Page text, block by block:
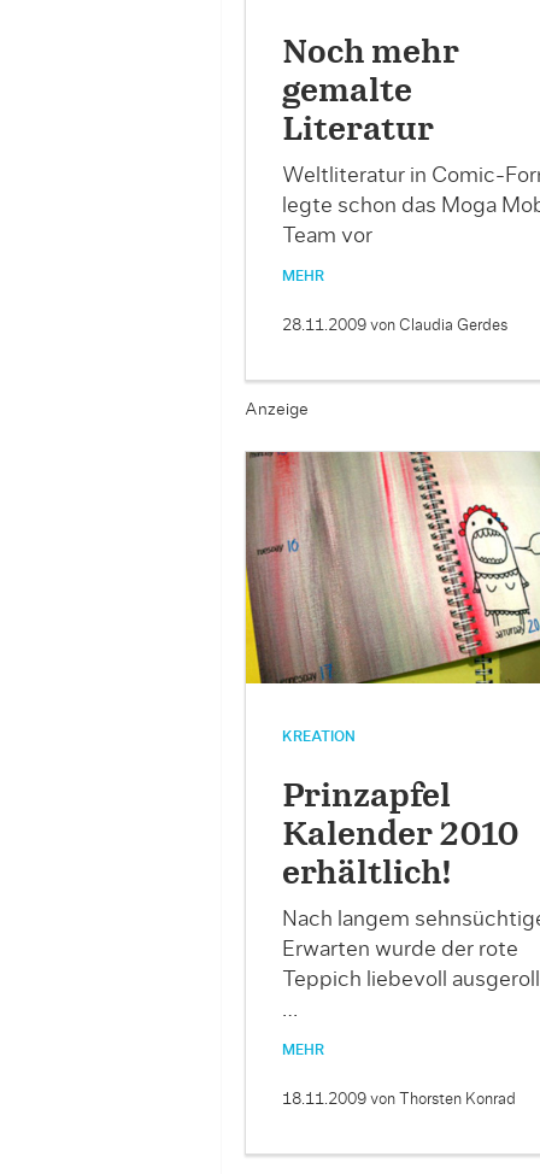
Noch mehr
gemalte
Literatur
Weltliteratur in Comic-
legte schon das Moga
Team vor
MEHR
28.11.2009 von Claudia Gerdes
Anzeige
KREATION
Prinzapfel
Kalender 2010
erhältlich!
Nach langem
Erwarten wurde der rote
Teppich liebevoll
…
MEHR
18.11.2009 von Thorsten Konrad